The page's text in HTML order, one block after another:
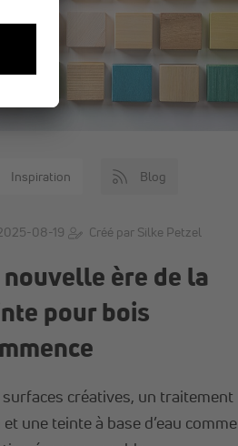
Inspiration Blog
08-19 Créé par Silke Petzel
nouvelle ère de la
pour bois
surfaces créatives, un traitement
et une teinte à base d’eau comme